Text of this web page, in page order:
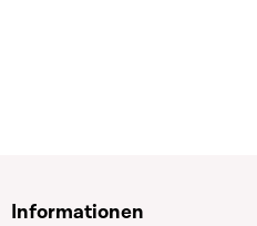
Informationen